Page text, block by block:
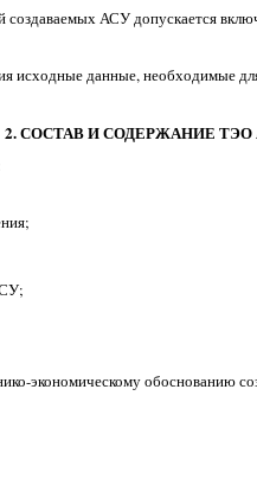
создаваемых АСУ допускается
исходные данные, необходимые
2. СОСТАВ И СОДЕРЖАНИЕ ТЭО
экономическому обоснованию